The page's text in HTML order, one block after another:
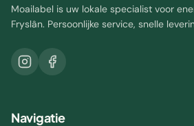
Moailabel is uw lokale specialist voor
Fryslân. Persoonlijke service, snelle
Navigatie